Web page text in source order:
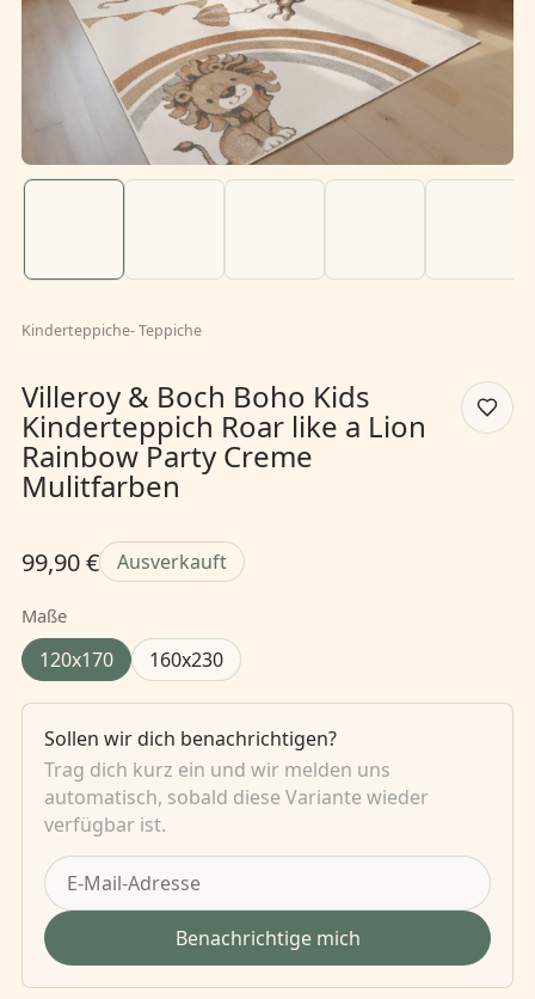
Kinderteppiche-Teppiche
Villeroy & Boch Boho Kids
Kinderteppich Roar like a Lion
Rainbow Party Creme
Mulitfarben
99,90 € Ausverkauft
Maße
120x170 160x230
Sollen wir dich benachrichtigen?
Trag dich kurz ein und wir melden uns
automatisch, sobald diese Variante wieder
verfügbar ist.
Benachrichtige mich